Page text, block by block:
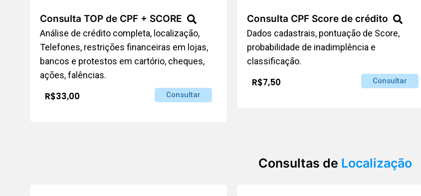
Consulta TOP de CPF + SCORE
Análise de crédito completa, localização,
Telefones, restrições financeiras em lojas,
bancos e protestos em cartório, cheques,
ações, falências.
R$33,00 Consultar
Consulta CPF Score de crédito
Dados cadastrais, pontuação de Score,
probabilidade de inadimplência e
classificação.
R$7,50 Consultar
Consultas de Localização